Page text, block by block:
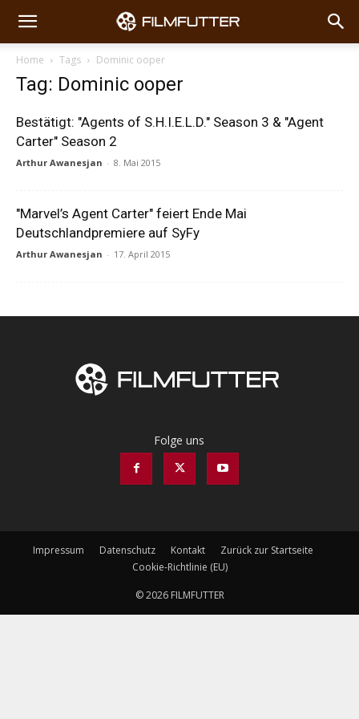
Home Tags Dominic ooper
Tag: Dominic ooper
Bestätigt: "Agents of S.H.I.E.L.D." Season 3 & "Agent
Carter" Season 2
Arthur Awanesjan - 8. Mai 2015
"Marvel’s Agent Carter" feiert Ende Mai
Deutschlandpremiere auf SyFy
Arthur Awanesjan - 17. April 2015
Folge uns
Impressum Datenschutz Kontakt
Zurück zur Startseite
Cookie-Richtlinie (EU)
© 2026 FILMFUTTER